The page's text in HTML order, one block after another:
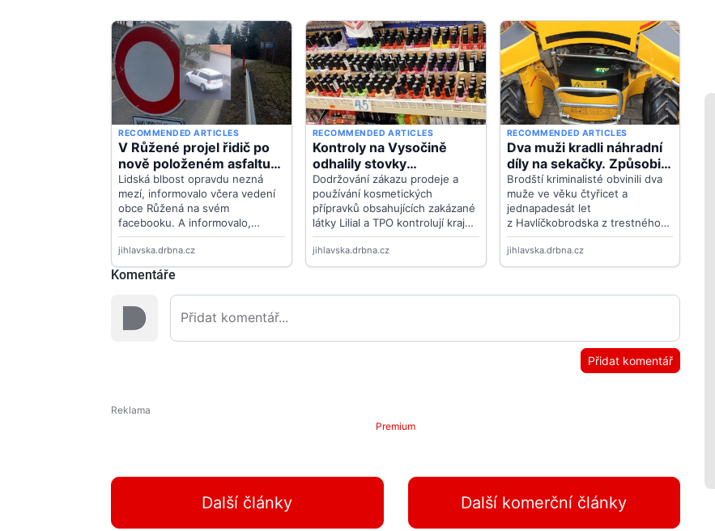
Komentáře
Přidat komentář
Premium
Další články Další komerční články